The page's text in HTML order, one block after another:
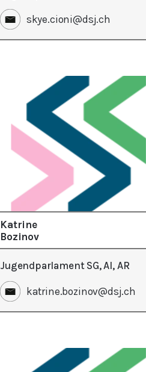
skye.cioni@dsj.ch
Katrine
Bozinov
Jugendparlament SG, AI, AR
katrine.bozinov@dsj.ch